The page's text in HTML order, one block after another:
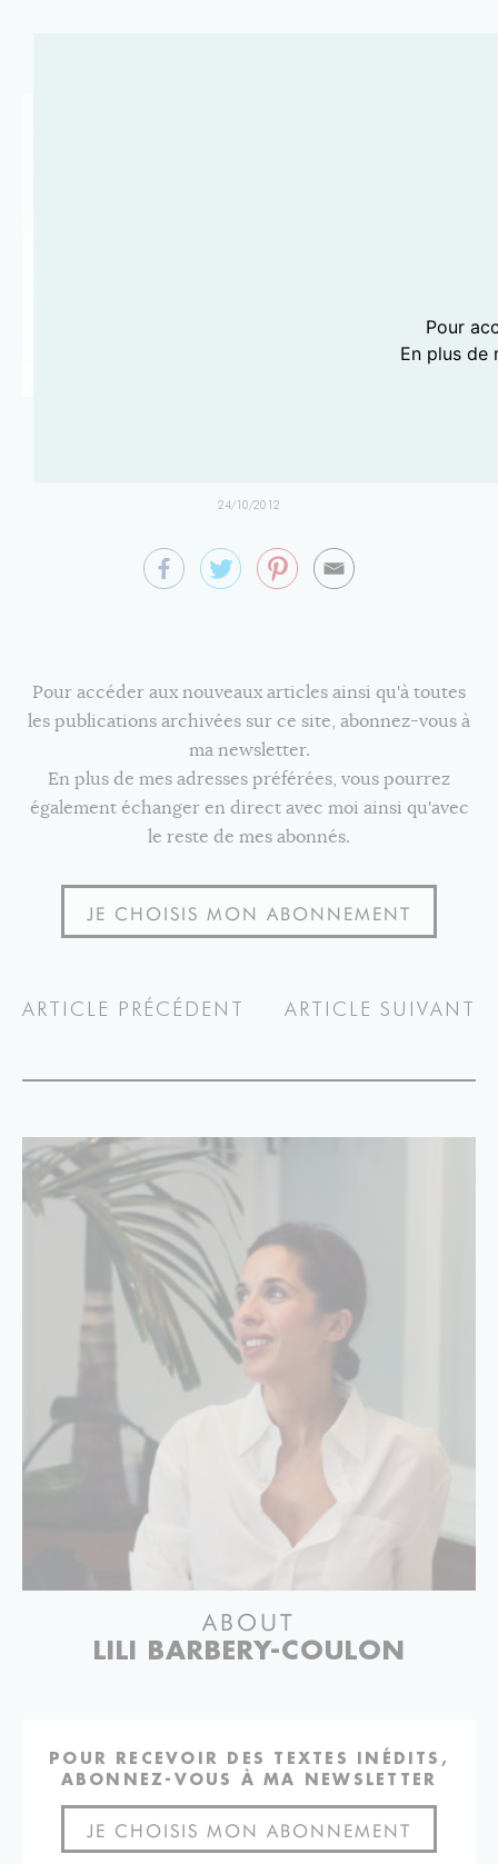
24/10/2012
Pour accéder aux nouveaux articles ainsi qu'à toutes
les publications archivées sur ce site, abonnez-vous à
ma newsletter.
En plus de mes adresses préférées, vous pourrez
également échanger en direct avec moi ainsi qu'avec
le reste de mes abonnés.
JE CHOISIS MON ABONNEMENT
Pour
En plus de
ARTICLE PRÉCÉDENT ARTICLE SUIVANT
ABOUT
LILI BARBERY-COULON
POUR RECEVOIR DES TEXTES INÉDITS,
ABONNEZ-VOUS À MA NEWSLETTER
JE CHOISIS MON ABONNEMENT